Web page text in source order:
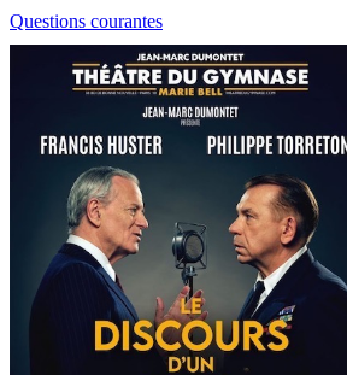
Questions courantes